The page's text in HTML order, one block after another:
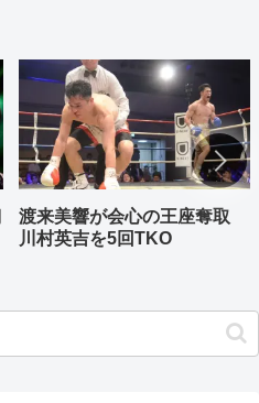
渡来美響が会心の王座奪取
川村英吉を5回TKO